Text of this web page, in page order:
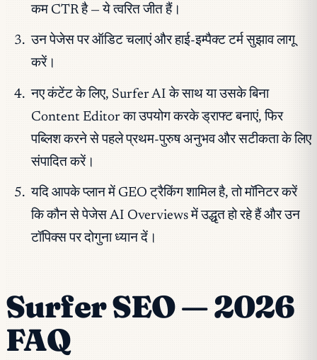
कम CTR है — ये त्वरित जीत हैं।
उन पेजेस पर ऑडिट चलाएं और हाई-इम्पैक्ट टर्म सुझाव लागू
करें।
नए कंटेंट के लिए, Surfer AI के साथ या उसके बिना
Content Editor का उपयोग करके ड्राफ्ट बनाएं, फिर
पब्लिश करने से पहले प्रथम-पुरुष अनुभव और सटीकता के लिए
संपादित करें।
यदि आपके प्लान में GEO ट्रैकिंग शामिल है, तो मॉनिटर करें
कि कौन से पेजेस AI Overviews में उद्धृत हो रहे हैं और उन
टॉपिक्स पर दोगुना ध्यान दें।
Surfer SEO — 2026
FAQ